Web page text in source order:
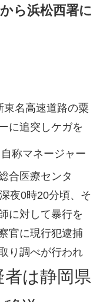
ら浜松西署に
東名高速道路の粟
に追突しケガを
称マネージャー
合医療センタ
夜0時20分頃、そ
に対して暴行を
官に現行犯逮捕
り調べが行われ
者は静岡県